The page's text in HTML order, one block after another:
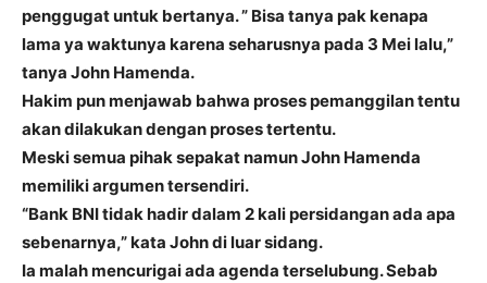
penggugat untuk bertanya. ” Bisa tanya pak kenapa
lama ya waktunya karena seharusnya pada 3 Mei lalu,”
tanya John Hamenda.
Hakim pun menjawab bahwa proses pemanggilan tentu
akan dilakukan dengan proses tertentu.
Meski semua pihak sepakat namun John Hamenda
memiliki argumen tersendiri.
“Bank BNI tidak hadir dalam 2 kali persidangan ada apa
sebenarnya,” kata John di luar sidang.
Ia malah mencurigai ada agenda terselubung. Sebab